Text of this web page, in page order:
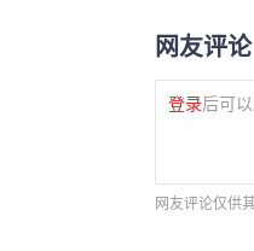
网友评论
登录后可
网友评论仅供